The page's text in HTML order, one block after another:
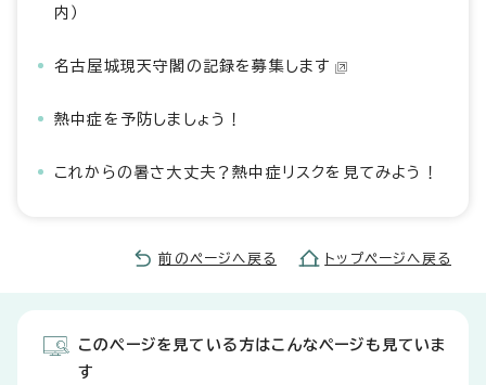
内）
名古屋城現天守閣の記録を募集します
熱中症を予防しましょう！
これからの暑さ大丈夫？熱中症リスクを見てみよう！
前のページへ戻る トップページへ戻る
このページを見ている方はこんなページも見ていま
す